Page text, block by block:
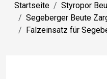
Startseite Styropor
Segeberger Beute
Falzeinsatz für